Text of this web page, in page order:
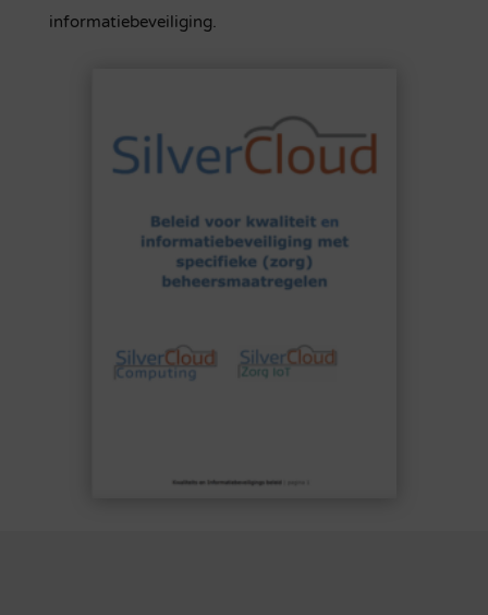
informatiebeveiliging.